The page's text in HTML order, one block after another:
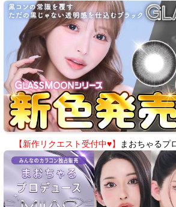
【新作リクエスト受付中♥】 まおちゃるプ